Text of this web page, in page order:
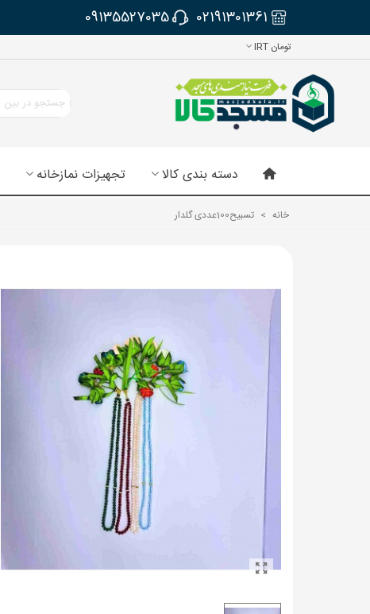
02191301361
09135527035
تومان IRT
دسته بندی کالا تجهیزات نمازخانه
خانه > تسبیح100عددی گلدار